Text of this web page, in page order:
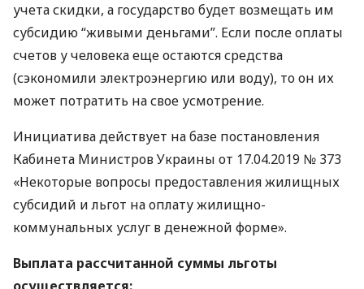
учета скидки, а государство будет возмещать им
субсидию “живыми деньгами”. Если после оплаты
счетов у человека еще остаются средства
(сэкономили электроэнергию или воду), то он их
может потратить на свое усмотрение.
Инициатива действует на базе постановления
Кабинета Министров Украины от 17.04.2019 № 373
«Некоторые вопросы предоставления жилищных
субсидий и льгот на оплату жилищно-
коммунальных услуг в денежной форме».
Выплата рассчитанной суммы льготы